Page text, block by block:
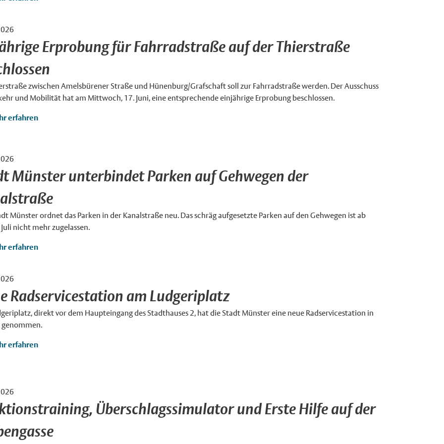
×
Erprobung für Fahrradstraße auf der Thierstraße
zwischen Amelsbürener Straße und Hünenburg/Grafschaft soll zur Fahrradstraße werden. Der Ausschuss
und Mobilität hat am Mittwoch, 17. Juni, eine entsprechende einjährige Erprobung beschlossen.
erfahren
Patrick Schulte
Münster unterbindet Parken auf Gehwegen der
Münster ordnet das Parken in der Kanalstraße neu. Das schräg aufgesetzte Parken auf den Gehwegen ist ab
nicht mehr zugelassen.
erfahren
Roski
Radservicestation am Ludgeriplatz
direkt vor dem Haupteingang des Stadthauses 2, hat die Stadt Münster eine neue Radservicestation in
erfahren
Minden-Lübbecke
Überschlagssimulator und Erste Hilfe auf der